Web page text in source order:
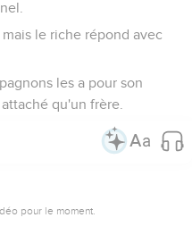
le riche répond avec
les a pour son
qu'un frère.
pour le moment.